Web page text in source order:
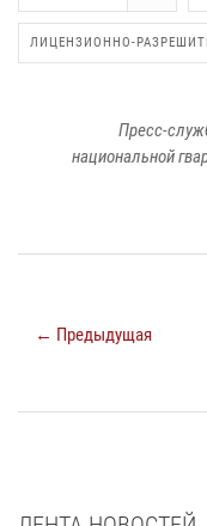
ЛИЦЕНЗИОННО-
Пресс-
национальной
← Предыдущая